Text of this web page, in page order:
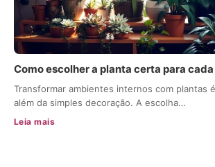
Como escolher a planta certa para
Transformar ambientes internos com plantas
além da simples decoração. A escolha…
Leia mais